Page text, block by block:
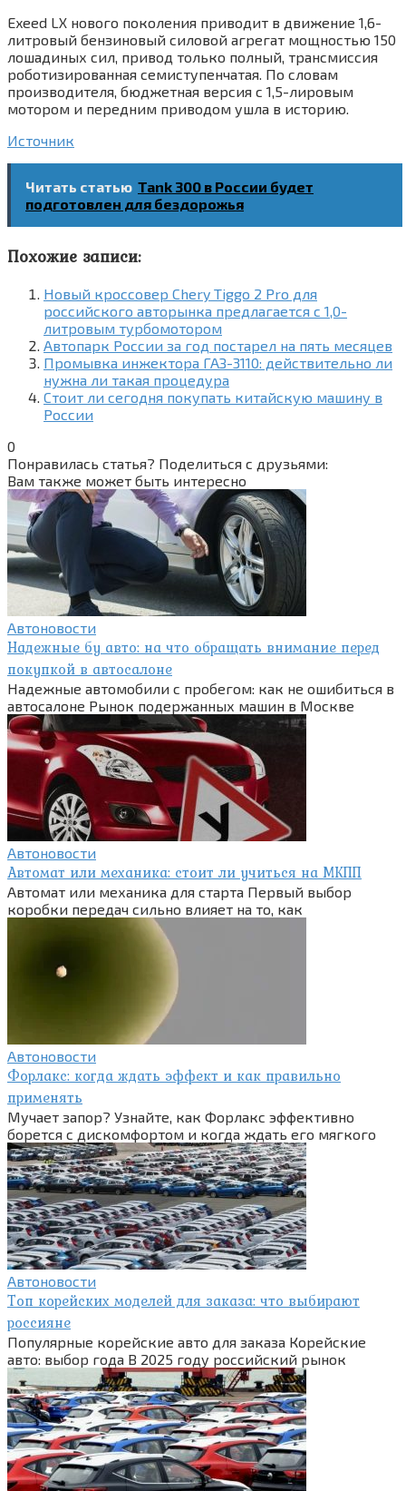
Exeed LX нового поколения приводит в движение 1,6-
литровый бензиновый силовой агрегат мощностью 150
лошадиных сил, привод только полный, трансмиссия
роботизированная семиступенчатая. По словам
производителя, бюджетная версия с 1,5-лировым
мотором и передним приводом ушла в историю.
Источник
Читать статью Tank 300 в России будет
подготовлен для бездорожья
Похожие записи:
Новый кроссовер Chery Tiggo 2 Pro для
российского авторынка предлагается с 1,0-
литровым турбомотором
Автопарк России за год постарел на пять месяцев
Промывка инжектора ГАЗ-3110: действительно ли
нужна ли такая процедура
Стоит ли сегодня покупать китайскую машину в
России
0
Понравилась статья? Поделиться с друзьями:
Вам также может быть интересно
Автоновости
Надежные бу авто: на что обращать внимание перед
покупкой в автосалоне
Надежные автомобили с пробегом: как не ошибиться в
автосалоне Рынок подержанных машин в Москве
Автоновости
Автомат или механика: стоит ли учиться на МКПП
Автомат или механика для старта Первый выбор
коробки передач сильно влияет на то, как
Автоновости
Форлакс: когда ждать эффект и как правильно
применять
Мучает запор? Узнайте, как Форлакс эффективно
борется с дискомфортом и когда ждать его мягкого
Автоновости
Топ корейских моделей для заказа: что выбирают
россияне
Популярные корейские авто для заказа Корейские
авто: выбор года В 2025 году российский рынок